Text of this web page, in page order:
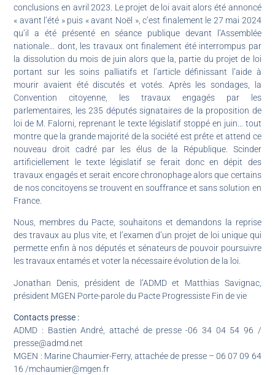
conclusions en avril 2023. Le projet de loi avait alors été annoncé
« avant l’été » puis « avant Noël », c’est finalement le 27 mai 2024
qu’il a été présenté en séance publique devant l’Assemblée
nationale… dont, les travaux ont finalement été interrompus par
la dissolution du mois de juin alors que la, partie du projet de loi
portant sur les soins palliatifs et l’article définissant l’aide à
mourir avaient été discutés et votés. Après les sondages, la
Convention citoyenne, les travaux engagés par les
parlementaires, les 235 députés signataires de la proposition de
loi de M. Falorni, reprenant le texte législatif stoppé en juin… tout
montre que la grande majorité de la société est prête et attend ce
nouveau droit cadré par les élus de la République. Scinder
artificiellement le texte législatif se ferait donc en dépit des
travaux engagés et serait encore chronophage alors que certains
de nos concitoyens se trouvent en souffrance et sans solution en
France.
Nous, membres du Pacte, souhaitons et demandons la reprise
des travaux au plus vite, et l’examen d’un projet de loi unique qui
permette enfin à nos députés et sénateurs de pouvoir poursuivre
les travaux entamés et voter la nécessaire évolution de la loi.
Jonathan Denis, président de l’ADMD et Matthias Savignac,
président MGEN Porte-parole du Pacte Progressiste Fin de vie
Contacts presse :
ADMD : Bastien André, attaché de presse -06 34 04 54 96 /
presse@admd.net
MGEN : Marine Chaumier-Ferry, attachée de presse – 06 07 09 64
16 /mchaumier@mgen.fr